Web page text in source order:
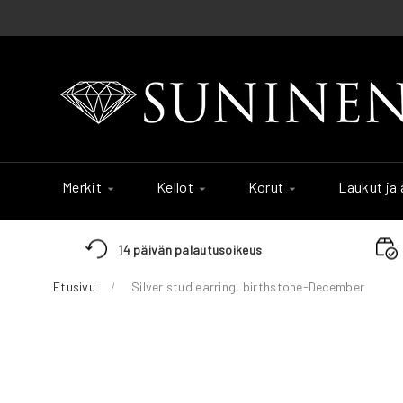
to
Merkit Kellot Korut Laukut ja
14 päivän palautusoikeus
Etusivu Silver stud earring, birthstone-December